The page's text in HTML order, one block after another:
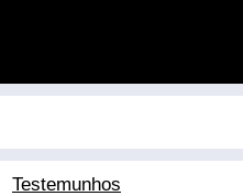
Testemunhos